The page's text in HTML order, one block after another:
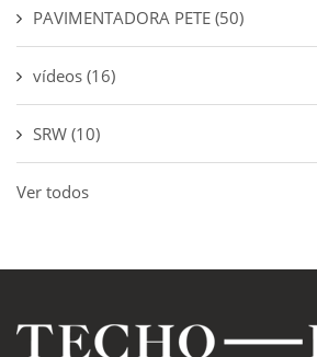
PAVIMENTADORA PETE (50)
vídeos (16)
SRW (10)
Ver todos